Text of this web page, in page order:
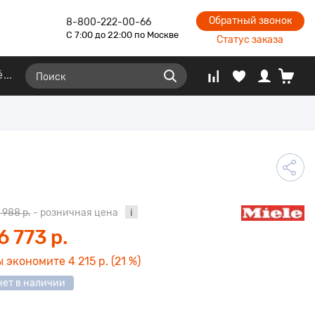
8-800-222-00-66
С 7:00 до 22:00 по Москве
Обратный звонок
Статус заказа
988 р. - розничная цена
773 р.
экономите 4 215 р. (21 %)
в наличии